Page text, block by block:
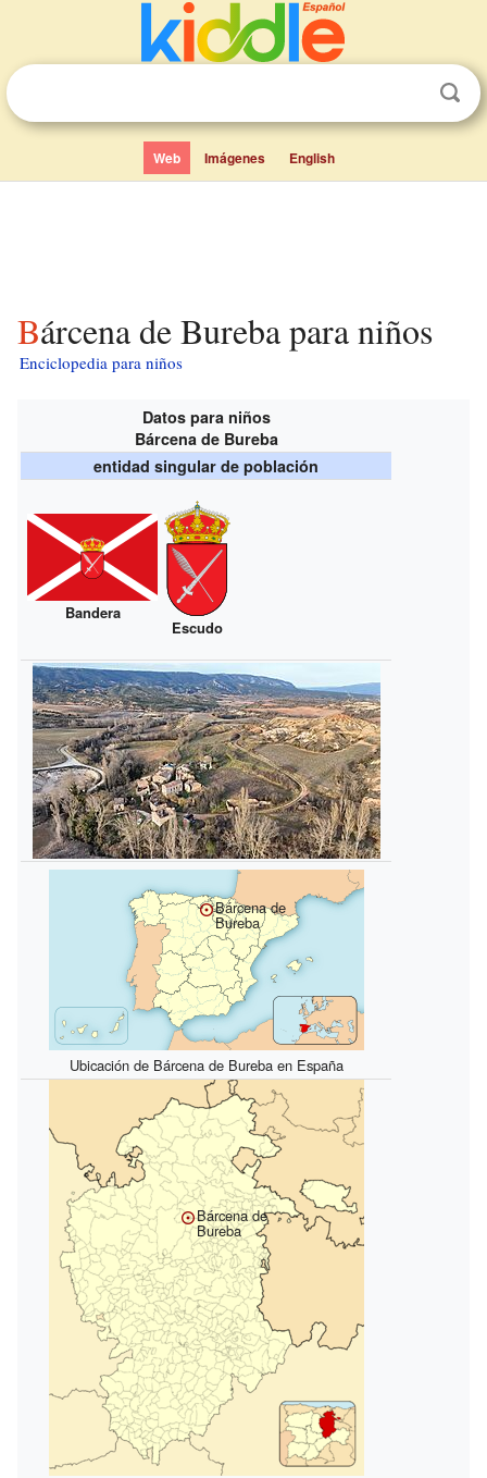
Web Imágenes English
Bárcena de Bureba para niños
Enciclopedia para niños
Datos para niños
Bárcena de Bureba
entidad singular de población
Bandera
Escudo
Bárcena de
Bureba
Ubicación de Bárcena de Bureba en España
Bárcena de
Bureba